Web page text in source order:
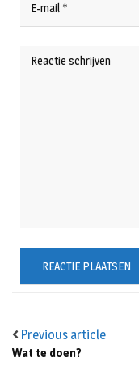
Previous article
Wat te doen?